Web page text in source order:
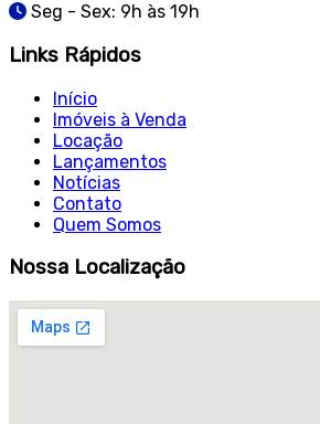
Seg - Sex: 9h às 19h
Links Rápidos
Início
Imóveis à Venda
Locação
Lançamentos
Notícias
Contato
Quem Somos
Nossa Localização